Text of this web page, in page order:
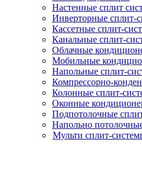
Настенные сплит
Инверторные сплит-
Кассетные сплит-
Канальные сплит-
Облачные
Мобильные
Напольные сплит-
Компрессорно-
Колонные сплит-
Оконные
Подпотолочные
Напольно
Мульти сплит-